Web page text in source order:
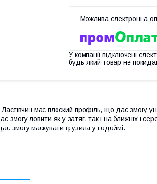
У компанії підключені
будь-який товар не
має плоский профіль, що дає змогу
змогу ловити як у затяг, так і на ближніх і
змогу маскувати грузила у водоймі.